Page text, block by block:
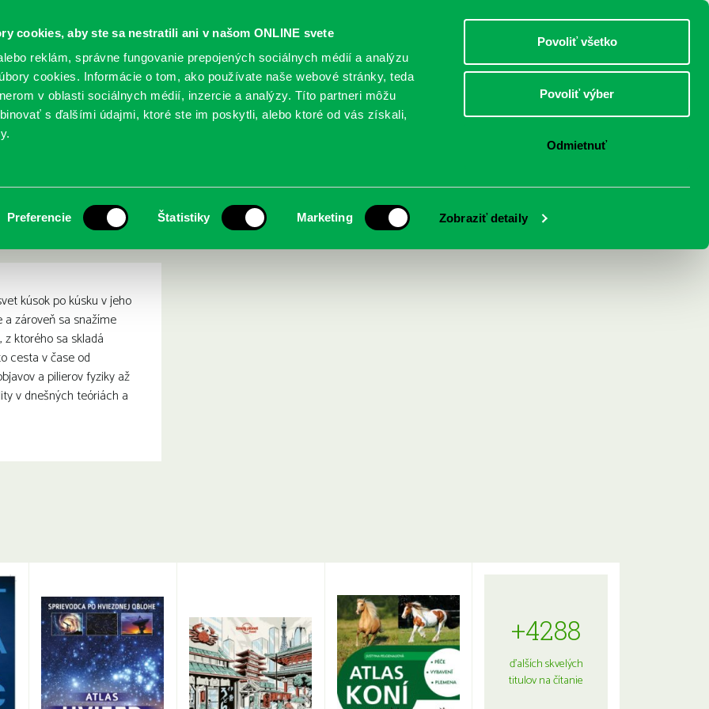
cookies, aby ste sa nestratili ani v našom ONLINE svete
reklám, správne fungovanie prepojených sociálnych médií a analýzu
cookies. Informácie o tom, ako používate naše webové stránky, teda
v oblasti sociálnych médií, inzercie a analýzy. Títo partneri môžu
s ďalšími údajmi, ktoré ste im poskytli, alebo ktoré od vás získali,
Preferencie Štatistiky Marketing Zobraziť detaily
Povoliť všetko
Povoliť výber
Odmietnuť
DOSPELÍ
SLUŽBY PODUJATIA POBOČKY O KNIŽNICI
reality : neobyčajná povaha času a
kúsok po kúsku v jeho
zároveň sa snažíme
ktorého sa skladá
cesta v čase od
a pilierov fyziky až
v dnešných teóriách a
+4288
ďalších skvelých
titulov na čítanie